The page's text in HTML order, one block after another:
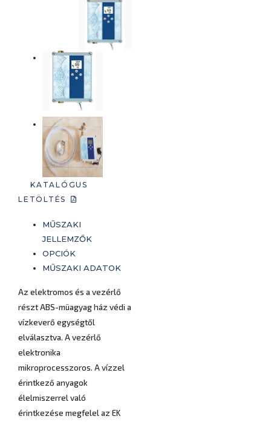
KATALÓGUS
LETÖLTÉS
MŰSZAKI
JELLEMZŐK
OPCIÓK
MŰSZAKI ADATOK
Az elektromos és a vezérlő
részt ABS-müagyag ház védi a
vízkeverő egységtől
elválasztva. A vezérlő
elektronika
mikroprocesszoros. A vízzel
érintkező anyagok
élelmiszerrel való
érintkezése megfelel az EK